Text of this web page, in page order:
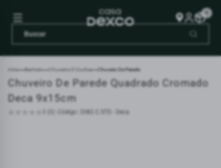
Início Banheiro Chuveiros E Duchas Chuveiro De Parede
Chuveiro De Parede Quadrado Cromado
Deca 9x15cm
Código: 2082.C.STD - Deca